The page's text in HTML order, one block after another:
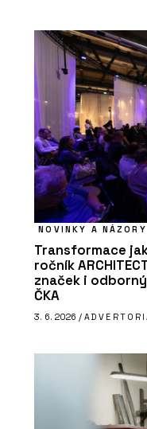
NOVINKY A NÁZORY
Transformace
ročník
značek i
ČKA
3. 6. 2026 /